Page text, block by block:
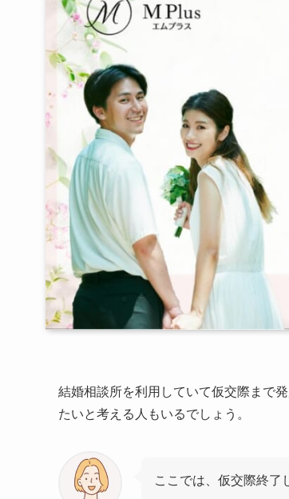
結婚相談所を利用していて仮交際まで
たいと考える人もいるでしょう。
ここでは、仮交際終了